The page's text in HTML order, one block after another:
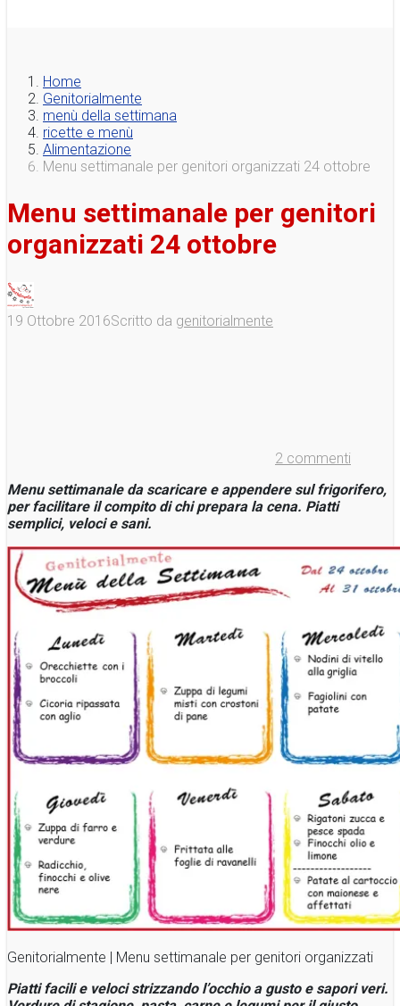
Home
Genitorialmente
menù della settimana
ricette e menù
Alimentazione
Menu settimanale per genitori organizzati 24 ottobre
Menu settimanale per genitori
organizzati 24 ottobre
19 Ottobre 2016Scritto da genitorialmente
2 commenti
Menu settimanale da scaricare e appendere sul frigorifero,
per facilitare il compito di chi prepara la cena. Piatti
semplici, veloci e sani.
Genitorialmente | Menu settimanale per genitori organizzati
Piatti facili e veloci strizzando l’occhio a gusto e sapori veri.